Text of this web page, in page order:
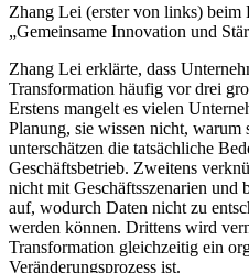
Zhang Lei (erster von links) beim
„Gemeinsame Innovation und
Zhang Lei erklärte, dass
Transformation häufig vor drei
Erstens mangelt es vielen
Planung, sie wissen nicht, warum
unterschätzen die tatsächliche
Geschäftsbetrieb. Zweitens
nicht mit Geschäftsszenarien und
auf, wodurch Daten nicht zu
werden können. Drittens wird
Transformation gleichzeitig ein
Veränderungsprozess ist.